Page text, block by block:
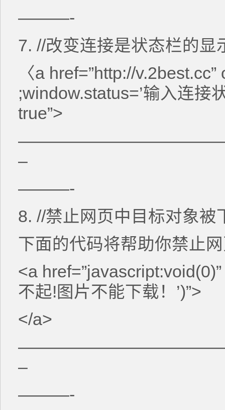
———-
7. //改变连接是状态栏的显
〈a href=”http://
;window.status=’输入连接
true”>
–
———-
8. //禁止网页中目标对象被
下面的代码将帮助你禁止
<a
不起!图片不能下载！’)”>
</a>
–
———-